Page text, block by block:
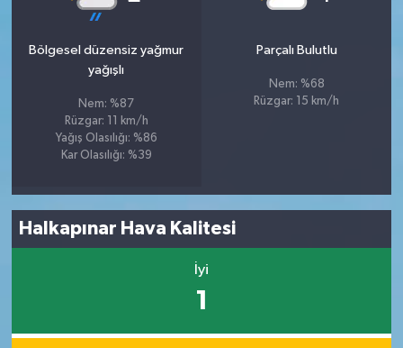
Bölgesel düzensiz yağmur
yağışlı
Nem: %87
Rüzgar: 11 km/h
Yağış Olasılığı: %86
Kar Olasılığı: %39
Parçalı Bulutlu
Nem: %68
Rüzgar: 15 km/h
Halkapınar Hava Kalitesi
İyi
1